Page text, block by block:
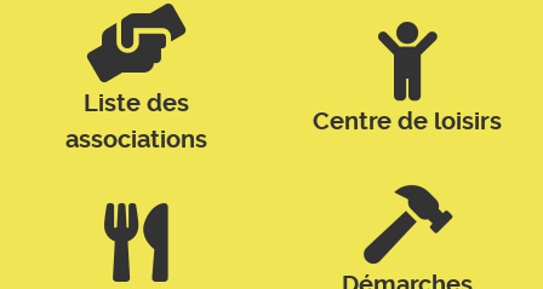
Liste des
associations
Centre de loisirs